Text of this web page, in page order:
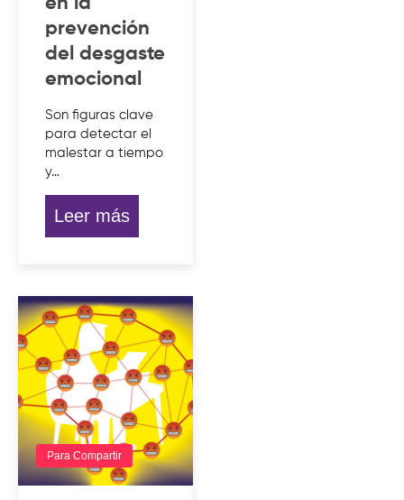
prevención
del desgaste
emocional
Son figuras clave
para detectar el
malestar a tiempo
y…
Leer más
Para Compartir